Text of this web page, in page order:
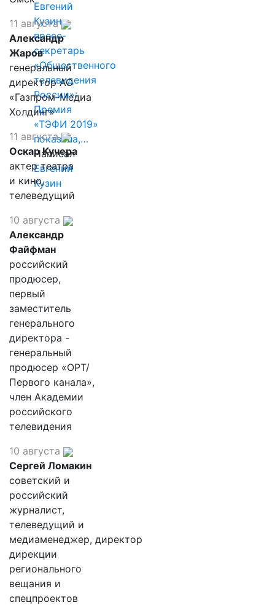
Евгений
Кузин,
пресс-
секретарь
«Общественного
телевидения
России»:
Премия
«ТЭФИ 2019»
показала,…
Написал
Евгений
Кузин
11 августа
Александр
Жаров
генеральный
директор АО
«Газпром-Медиа
Холдинг»
11 августа
Оскар Кучера
актер театра
и кино,
телеведущий
10 августа
Александр
Файфман
российский
продюсер,
первый
заместитель
генерального
директора -
генеральный
продюсер «ОРТ/
Первого канала»,
член Академии
российского
телевидения
10 августа
Сергей Ломакин
советский и
российский
журналист,
телеведущий и
медиаменеджер, директор
дирекции
регионального
вещания и
спецпроектов